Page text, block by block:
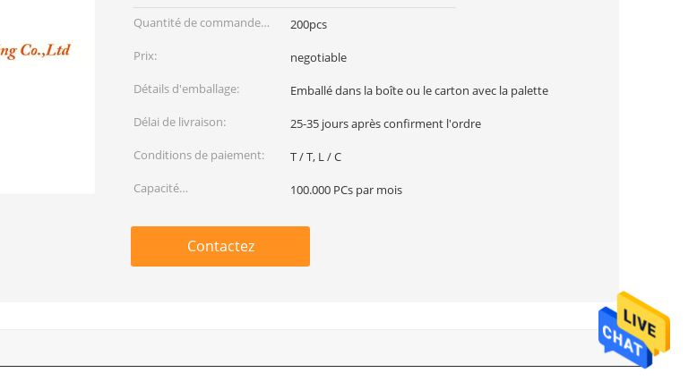
Quantité de commande
min:
200pcs
Prix:
negotiable
Détails d'emballage:
Emballé dans la boîte ou le carton avec la palette
Délai de livraison:
25-35 jours après confirment l'ordre
Conditions de paiement:
T / T, L / C
Capacité
100.000 PCs par mois
Contactez